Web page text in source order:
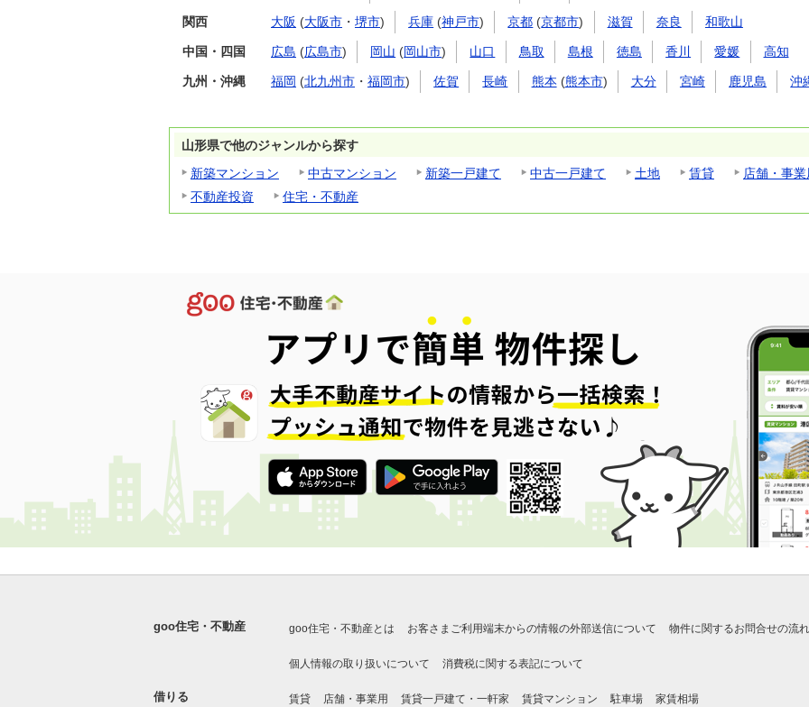
関西 大阪 (大阪市 ・ 堺市) 兵庫 (神戸市) 京都 (京都市) 滋賀 奈良 和歌山
中国・四国 広島 (広島市) 岡山 (岡山市) 山口 鳥取 島根 徳島 香川 愛媛 高知
九州・沖縄 福岡 (北九州市 ・ 福岡市) 佐賀 長崎 熊本 (熊本市) 大分 宮崎 鹿児島 沖
山形県で他のジャンルから探す
新築マンション
中古マンション 新築一戸建て 中古一戸建て 土地 賃貸
店舗・事業
不動産投資
住宅・不動産
goo住宅・不動産 goo住宅・不動産とは お客さまご利用端末からの情報の外部送信について 物件に関するお問合せの流れ
個人情報の取り扱いについて 消費税に関する表記について
借りる 賃貸 店舗・事業用 賃貸一戸建て・一軒家 賃貸マンション 駐車場 家賃相場